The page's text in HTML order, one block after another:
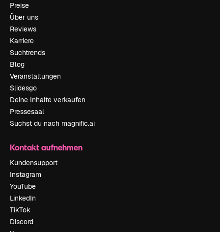
Preise
Über uns
Reviews
Karriere
Suchtrends
Blog
Veranstaltungen
Slidesgo
Deine Inhalte verkaufen
Pressesaal
Suchst du nach magnific.ai
Kontakt aufnehmen
Kundensupport
Instagram
YouTube
LinkedIn
TikTok
Discord